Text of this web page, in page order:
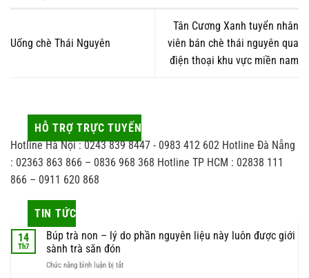
Uống chè Thái Nguyên
Tân Cương Xanh tuyển nhân
viên bán chè thái nguyên qua
điện thoại khu vực miền nam
HỖ TRỢ TRỰC TUYẾN
Hotline Hà Nội : 0243 839 8447 - 0983 412 602 Hotline Đà Nẵng
: 02363 863 866 – 0836 968 368 Hotline TP HCM : 02838 111
866 – 0911 620 868
TIN TỨC
14
Th7
Búp trà non – lý do phần nguyên liệu này luôn được giới
sành trà săn đón
Chức năng bình luận bị tắtở